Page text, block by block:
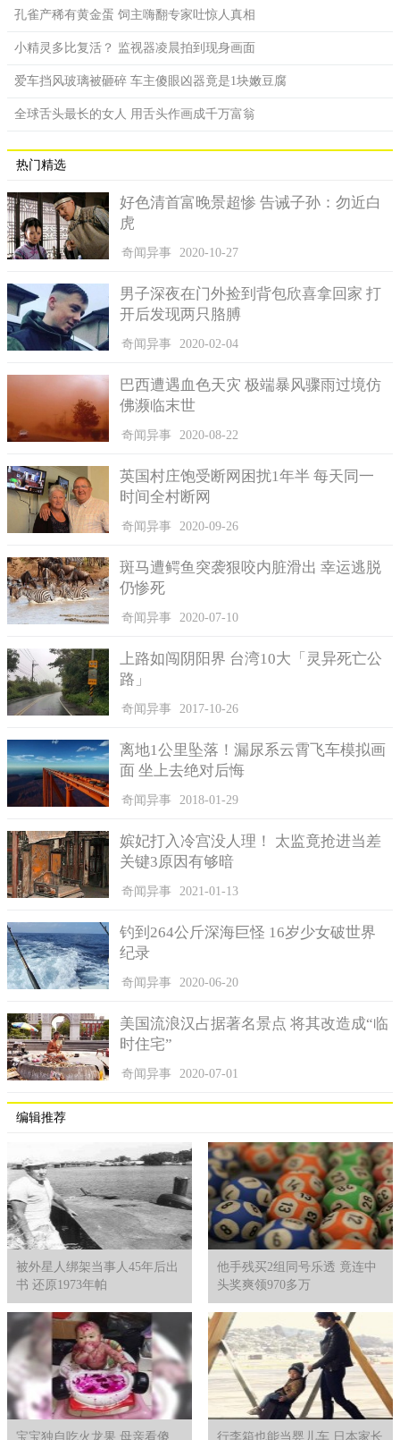
到目前为止世界上还很少能见到用到超过30年的冰箱，就算30后
劳，也会将其丢弃，最后被抛弃的冰箱就到了废品回收站，随后
变成一堆破旧的零件进入再循环利用的环节中。
话说这个走了鸿运的古董冰箱外形十分简单，没有任何亮眼
的细节，整体来说很老土，配色和造型的乡土气息浓重，而且高
度不足1米，上下两扇门都非常的厚重，每一次打开冰箱门都要耗
费很多体力，而且白色的冰箱写满了岁月的沧桑感，外面的一层
白漆已经开始严重发黄，甚至斑驳到开始掉漆了，露出了里面一
层金属质地，就像是一位久经沧桑的老人。
但好在冰箱一般都是主打简约大方的外形设计路线，再加上
它的主人也不是“颜控”，对审美没有太多卓越的要求，所以这个
长相平凡的冰箱也一直没有被嫌弃，也因此逃过了被丢弃的厄
运。
神奇的存在
眠不休整整运作了将近80年，仅仅是外形变黄还有简单的掉漆，
堪称冰箱界的“战斗机”。
据这位妇女说，这些年的使用中，冰箱一直没有出现过太大
的问题，最严重的1次也就是密封条老化了，有点漏气，但是在更
换成新的配件后就再没出现过影响使用的问题了。
孔雀产稀有黄金蛋 饲主嗨翻专家吐惊人真相
小精灵多比复活？ 监视器凌晨拍到现身画面
爱车挡风玻璃被砸碎 车主傻眼凶器竟是1块嫩豆腐
全球舌头最长的女人 用舌头作画成千万富翁
热门精选
好色清首富晚景超惨 告诫子孙：勿近白
虎
奇闻异事 2020-10-27
男子深夜在门外捡到背包欣喜拿回家 打
开后发现两只胳膊
奇闻异事 2020-02-04
巴西遭遇血色天灾 极端暴风骤雨过境仿
佛濒临末世
奇闻异事 2020-08-22
英国村庄饱受断网困扰1年半 每天同一
时间全村断网
奇闻异事 2020-09-26
斑马遭鳄鱼突袭狠咬内脏滑出 幸运逃脱
仍惨死
奇闻异事 2020-07-10
上路如闯阴阳界 台湾10大「灵异死亡公
路」
奇闻异事 2017-10-26
离地1公里坠落！漏尿系云霄飞车模拟画
面 坐上去绝对后悔
奇闻异事 2018-01-29
嫔妃打入冷宫没人理！ 太监竟抢进当差
关键3原因有够暗
奇闻异事 2021-01-13
钓到264公斤深海巨怪 16岁少女破世界
纪录
奇闻异事 2020-06-20
美国流浪汉占据著名景点 将其改造成“临
时住宅”
奇闻异事 2020-07-01
编辑推荐
被外星人绑架当事人45年后出
书 还原1973年帕
他手残买2组同号乐透 竟连中
头奖爽领970多万
宝宝独自吃火龙果 母亲看傻 行李箱也能当婴儿车 日本家长